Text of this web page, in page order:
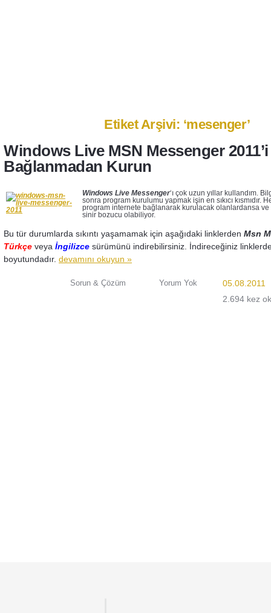
Etiket Arşivi: ‘mesenger’
Windows Live MSN Messenger
Bağlanmadan Kurun
Windows Live Messenger‘ı çok uzun yıllar kullandım.
sonra program kurulumu yapmak işin en sıkıcı kısmıdır.
program internete bağlanarak kurulacak olanlardansa
sinir bozucu olabiliyor.
Bu tür durumlarda sıkıntı yaşamamak için aşağıdaki linklerden Msn
Türkçe veya İngilizce sürümünü indirebilirsiniz. İndireceğiniz
boyutundadır. devamını okuyun »
Sorun & Çözüm Yorum Yok
05.08.2011
2.694 kez